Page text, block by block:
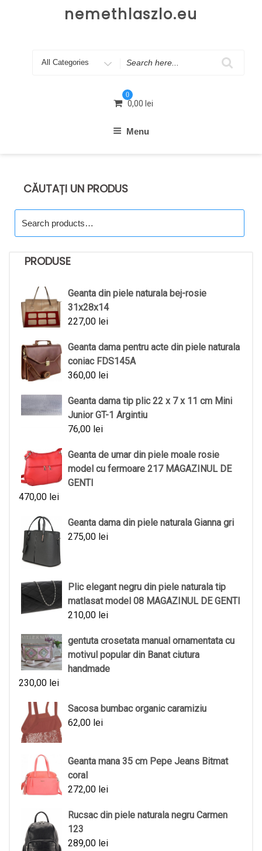
nemethlaszlo.eu
Search
0
0,00 lei
Menu
CĂUTAȚI UN PRODUS
for:
PRODUSE
Geanta din piele naturala bej-rosie
31x28x14
227,00 lei
Geanta dama pentru acte din piele naturala
coniac FDS145A
360,00 lei
Geanta dama tip plic 22 x 7 x 11 cm Mini
Junior GT-1 Argintiu
76,00 lei
Geanta de umar din piele moale rosie
model cu fermoare 217 MAGAZINUL DE
GENTI
470,00 lei
Geanta dama din piele naturala Gianna gri
275,00 lei
Plic elegant negru din piele naturala tip
matlasat model 08 MAGAZINUL DE GENTI
210,00 lei
gentuta crosetata manual ornamentata cu
motivul popular din Banat ciutura
handmade
230,00 lei
Sacosa bumbac organic caramiziu
62,00 lei
Geanta mana 35 cm Pepe Jeans Bitmat
coral
272,00 lei
Rucsac din piele naturala negru Carmen
123
289,00 lei